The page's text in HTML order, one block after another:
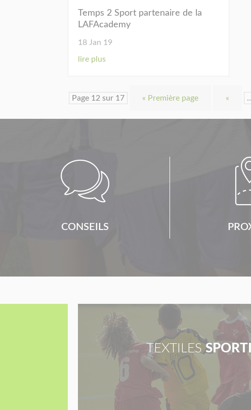
Temps 2 Sport partenaire de la
LAFAcademy
18 Jan 19
lire plus
Page 12 sur 17 « Première page «

CONSEILS
TEXTILES